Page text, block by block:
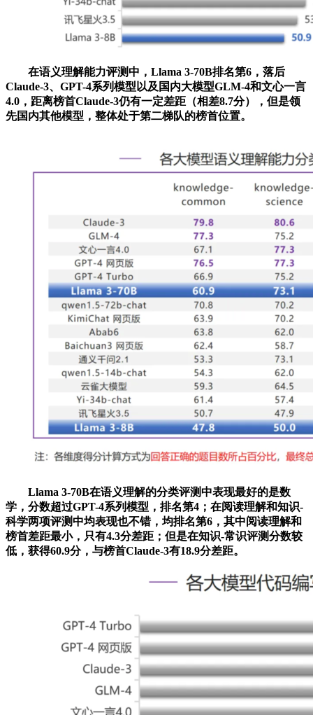
在语义理解能力评测中，Llama 3-70B排名第6，落后
Claude-3、GPT-4系列模型以及国内大模型GLM-4和文心一言
4.0，距离榜首Claude-3仍有一定差距（相差8.7分），但是领
先国内其他模型，整体处于第二梯队的榜首位置。
Llama 3-70B在语义理解的分类评测中表现最好的是数
学，分数超过GPT-4系列模型，排名第4；在阅读理解和知识-
科学两项评测中均表现也不错，均排名第6，其中阅读理解和
榜首差距最小，只有4.3分差距；但是在知识-常识评测分数较
低，获得60.9分，与榜首Claude-3有18.9分差距。